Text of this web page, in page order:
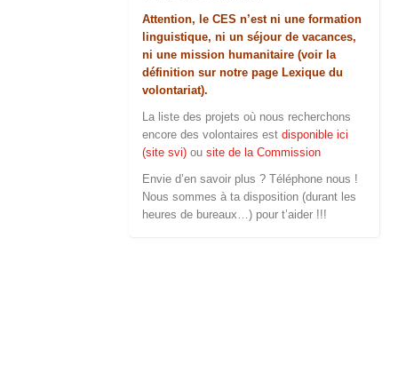
Attention, le CES n’est ni une formation
linguistique, ni un séjour de vacances,
ni une mission humanitaire (voir la
définition sur notre page Lexique du
volontariat).
La liste des projets où nous recherchons
encore des volontaires est disponible ici
(site svi) ou site de la Commission
Envie d’en savoir plus ? Téléphone nous !
Nous sommes à ta disposition (durant les
heures de bureaux…) pour t’aider !!!